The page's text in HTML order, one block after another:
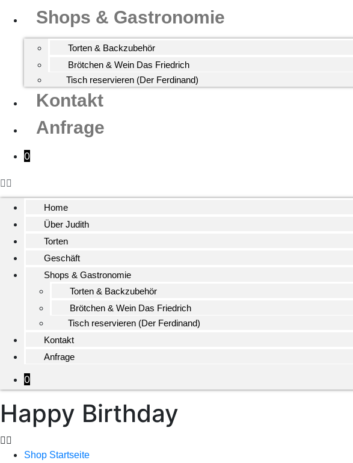
Shops & Gastronomie
Torten & Backzubehör
Brötchen & Wein Das Friedrich
Tisch reservieren (Der Ferdinand)
Kontakt
Anfrage
0
Home
Über Judith
Torten
Geschäft
Shops & Gastronomie
Torten & Backzubehör
Brötchen & Wein Das Friedrich
Tisch reservieren (Der Ferdinand)
Kontakt
Anfrage
0
Happy Birthday
Shop Startseite